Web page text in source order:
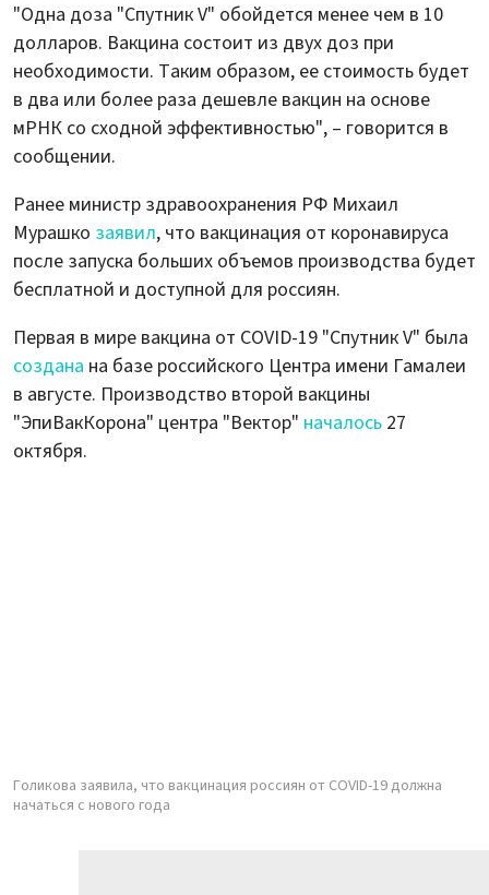
"Одна доза "Спутник V" обойдется менее чем в 10
долларов. Вакцина состоит из двух доз при
необходимости. Таким образом, ее стоимость будет
в два или более раза дешевле вакцин на основе
мРНК со сходной эффективностью", – говорится в
сообщении.
Ранее министр здравоохранения РФ Михаил
Мурашко заявил, что вакцинация от коронавируса
после запуска больших объемов производства будет
бесплатной и доступной для россиян.
Первая в мире вакцина от COVID-19 "Спутник V" была
создана на базе российского Центра имени Гамалеи
в августе. Производство второй вакцины
"ЭпиВакКорона" центра "Вектор" началось 27
октября.
Голикова заявила, что вакцинация россиян от COVID-19 должна
начаться с нового года